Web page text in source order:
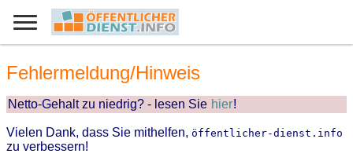
Fehlermeldung/Hinweis
Netto-Gehalt zu niedrig? - lesen Sie hier!
Vielen Dank, dass Sie mithelfen, öffentlicher-dienst.info
zu verbessern!